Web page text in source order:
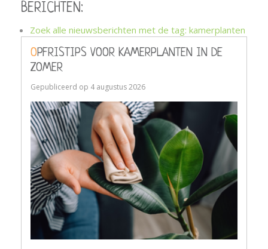
BERICHTEN:
Zoek alle nieuwsberichten met de tag: kamerplanten
OPFRISTIPS VOOR KAMERPLANTEN IN DE
ZOMER
Gepubliceerd op 4 augustus 2026